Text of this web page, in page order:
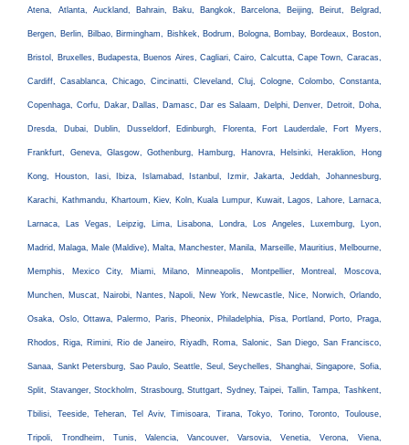
Atena, Atlanta, Auckland, Bahrain, Baku, Bangkok, Barcelona, Beijing, Beirut, Belgrad,
Bergen, Berlin, Bilbao, Birmingham, Bishkek, Bodrum, Bologna, Bombay, Bordeaux, Boston,
Bristol, Bruxelles, Budapesta, Buenos Aires, Cagliari, Cairo, Calcutta, Cape Town, Caracas,
Cardiff, Casablanca, Chicago, Cincinatti, Cleveland, Cluj, Cologne, Colombo, Constanta,
Copenhaga, Corfu, Dakar, Dallas, Damasc, Dar es Salaam, Delphi, Denver, Detroit, Doha,
Dresda, Dubai, Dublin, Dusseldorf, Edinburgh, Florenta, Fort Lauderdale, Fort Myers,
Frankfurt, Geneva, Glasgow, Gothenburg, Hamburg, Hanovra, Helsinki, Heraklion, Hong
Kong, Houston, Iasi, Ibiza, Islamabad, Istanbul, Izmir, Jakarta, Jeddah, Johannesburg,
Karachi, Kathmandu, Khartoum, Kiev, Koln, Kuala Lumpur, Kuwait, Lagos, Lahore, Larnaca,
Larnaca, Las Vegas, Leipzig, Lima, Lisabona, Londra, Los Angeles, Luxemburg, Lyon,
Madrid, Malaga, Male (Maldive), Malta, Manchester, Manila, Marseille, Mauritius, Melbourne,
Memphis, Mexico City, Miami, Milano, Minneapolis, Montpellier, Montreal, Moscova,
Munchen, Muscat, Nairobi, Nantes, Napoli, New York, Newcastle, Nice, Norwich, Orlando,
Osaka, Oslo, Ottawa, Palermo, Paris, Pheonix, Philadelphia, Pisa, Portland, Porto, Praga,
Rhodos, Riga, Rimini, Rio de Janeiro, Riyadh, Roma, Salonic, San Diego, San Francisco,
Sanaa, Sankt Petersburg, Sao Paulo, Seattle, Seul, Seychelles, Shanghai, Singapore, Sofia,
Split, Stavanger, Stockholm, Strasbourg, Stuttgart, Sydney, Taipei, Tallin, Tampa, Tashkent,
Tbilisi, Teeside, Teheran, Tel Aviv, Timisoara, Tirana, Tokyo, Torino, Toronto, Toulouse,
Tripoli, Trondheim, Tunis, Valencia, Vancouver, Varsovia, Venetia, Verona, Viena,